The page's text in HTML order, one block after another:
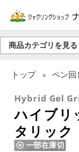
商品カテゴリを見る
トップ ペン回
Hybrid Gel
ハイブリ
タリック
一部在庫切